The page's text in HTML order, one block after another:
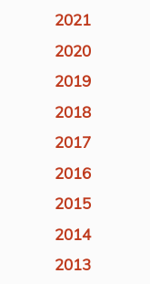
2021
2020
2019
2018
2017
2016
2015
2014
2013